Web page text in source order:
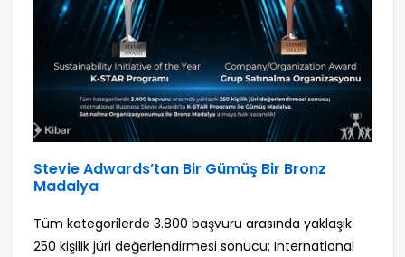
Stevie Adwards’tan Bir Gümüş Bir Bronz
Madalya
Tüm kategorilerde 3.800 başvuru arasında yaklaşık
250 kişilik jüri değerlendirmesi sonucu; International